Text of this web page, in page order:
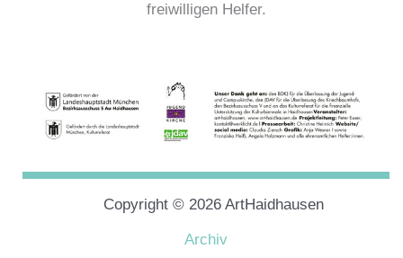
freiwilligen Helfer.
Copyright © 2026 ArtHaidhausen
Archiv